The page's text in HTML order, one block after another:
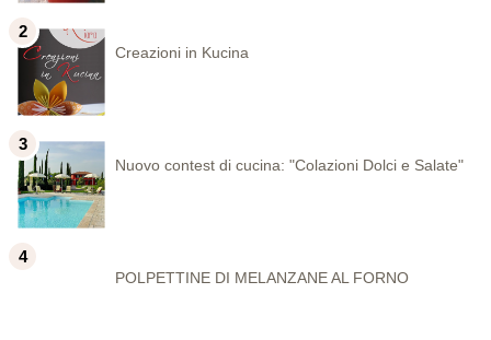
Creazioni in Kucina
Nuovo contest di cucina: "Colazioni Dolci e Salate"
POLPETTINE DI MELANZANE AL FORNO